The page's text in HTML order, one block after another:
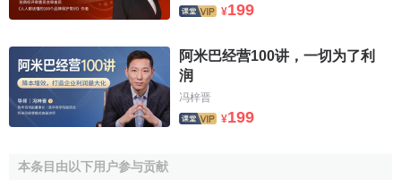
¥199
阿米巴经营100讲，一切为了利
润
冯梓晋
¥199
本条目由以下用户参与贡献